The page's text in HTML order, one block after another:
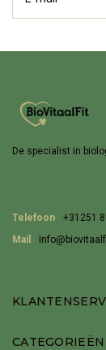
De specialist in
Telefoon
+31251
Mail
CATEGORIEËN